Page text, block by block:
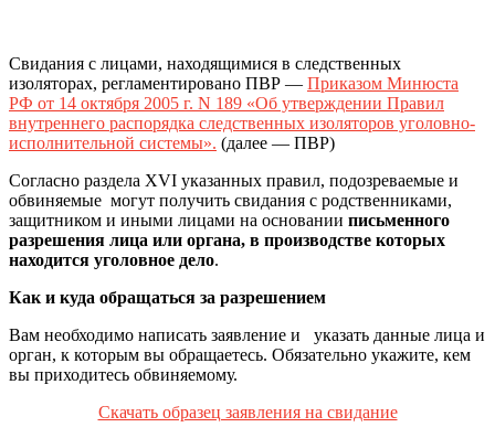
Свидания с лицами, находящимися в следственных
изоляторах, регламентировано ПВР — Приказом Минюста
РФ от 14 октября 2005 г. N 189 «Об утверждении Правил
внутреннего распорядка следственных изоляторов уголовно-
исполнительной системы». (далее — ПВР)
Согласно раздела XVI указанных правил, подозреваемые и
обвиняемые могут получить свидания с родственниками,
защитником и иными лицами на основании письменного
разрешения лица или органа, в производстве которых
находится уголовное дело.
Как и куда обращаться за разрешением
Вам необходимо написать заявление и
указать данные лица и
орган, к которым вы обращаетесь. Обязательно укажите, кем
вы приходитесь обвиняемому.
Скачать образец заявления на свидание